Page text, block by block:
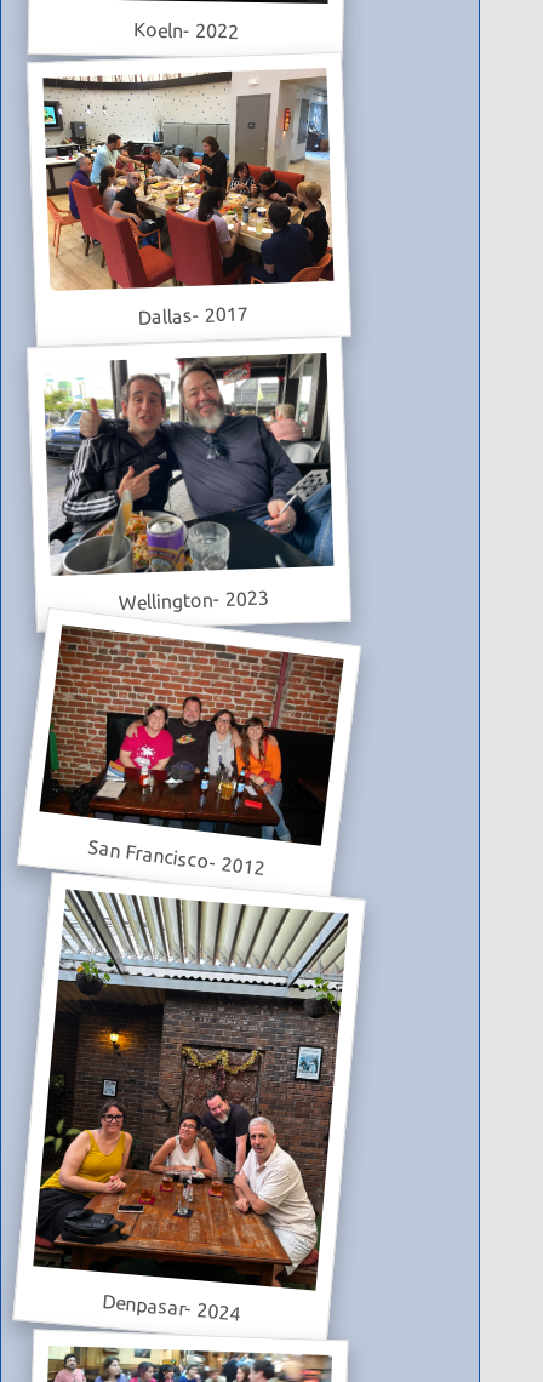
Koeln- 2022
Dallas- 2017
Wellington- 2023
San Francisco- 2012
Denpasar- 2024